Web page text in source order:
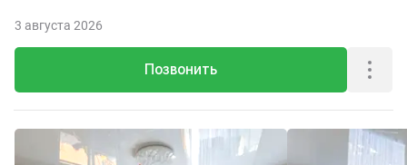
Позвонить
3 августа 2026